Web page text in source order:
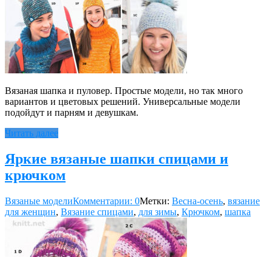
Вязаная шапка и пуловер. Простые модели, но так много
вариантов и цветовых решений. Универсальные модели
подойдут и парням и девушкам.
Читать далее
Яркие вязаные шапки спицами и
крючком
Вязаные моделиКомментарии: 0Метки: Весна-осень, вязание
для женщин, Вязание спицами, для зимы, Крючком, шапка